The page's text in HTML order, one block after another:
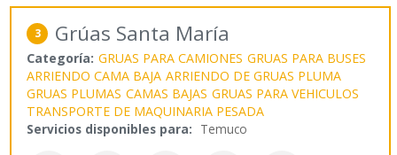
3 Grúas Santa María
Categoría: GRUAS PARA CAMIONES GRUAS PARA BUSES
ARRIENDO CAMA BAJA ARRIENDO DE GRUAS PLUMA
GRUAS PLUMAS CAMAS BAJAS GRUAS PARA VEHICULOS
TRANSPORTE DE MAQUINARIA PESADA
Servicios disponibles para: Temuco